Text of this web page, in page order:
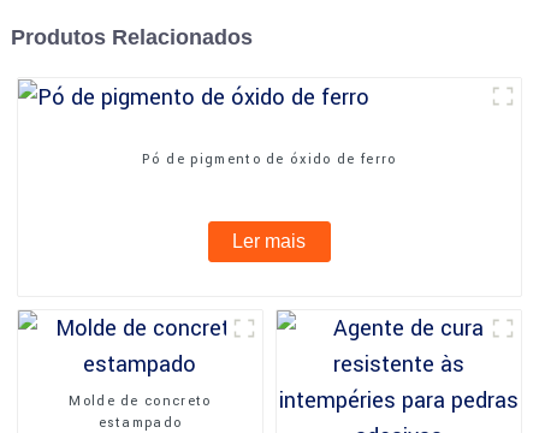
Produtos Relacionados
Pó de pigmento de óxido de ferro
Ler mais
Molde de concreto
estampado